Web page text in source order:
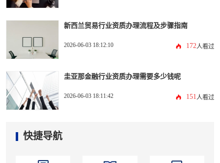
新西兰贸易行业资质办理流程及步骤指南
2026-06-03 18:12:10 172人看过
圭亚那金融行业资质办理需要多少钱呢
2026-06-03 18:11:42 151人看过
快捷导航